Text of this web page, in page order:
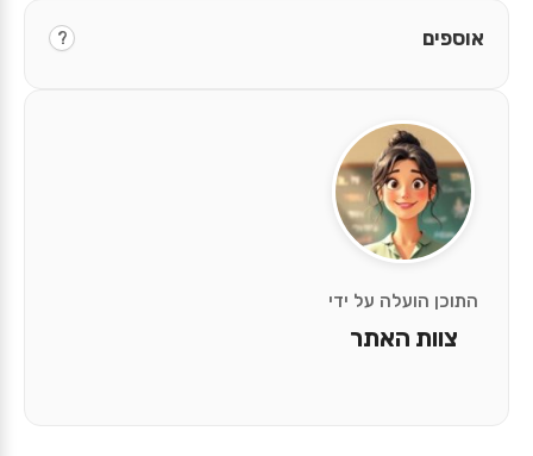
התוכן הועלה על ידי
צוות האתר
אוספים ?